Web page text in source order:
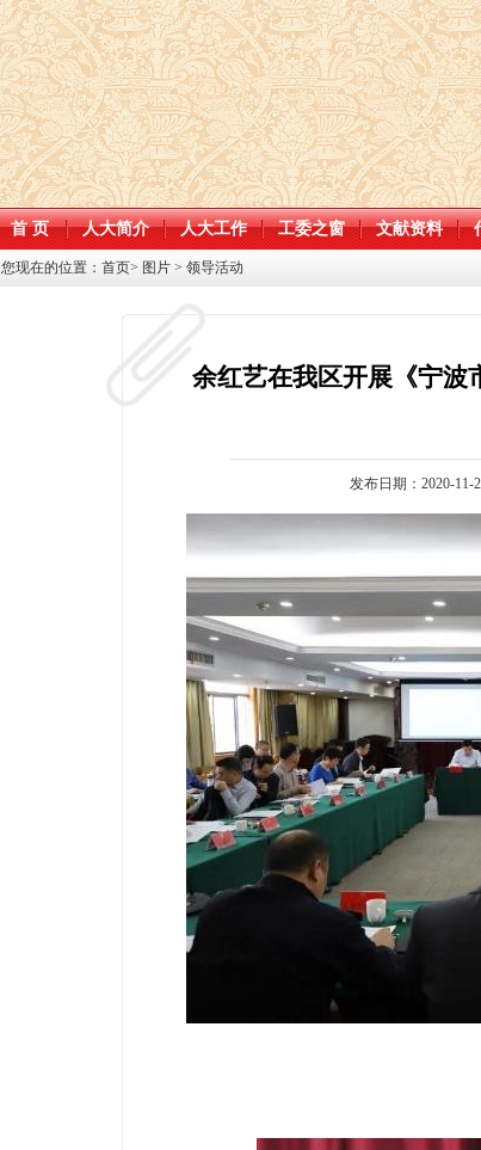
首 页 人大简介 人大工作 工委之窗 文献资料
您现在的位置： 首页> 图片 > 领导活动
余红艺在我区开展《宁波
发布日期：2020-11-